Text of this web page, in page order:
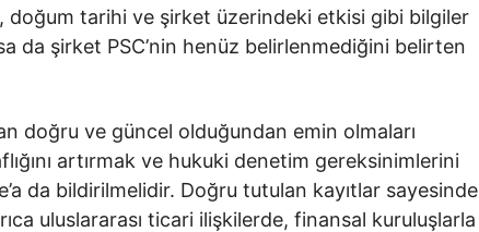
doğum tarihi ve şirket üzerindeki etkisi gibi bilgiler
da şirket PSC’nin henüz belirlenmediğini belirten
doğru ve güncel olduğundan emin olmaları
artırmak ve hukuki denetim gereksinimlerini
da bildirilmelidir. Doğru tutulan kayıtlar sayesinde
uluslararası ticari ilişkilerde, finansal kuruluşlarla